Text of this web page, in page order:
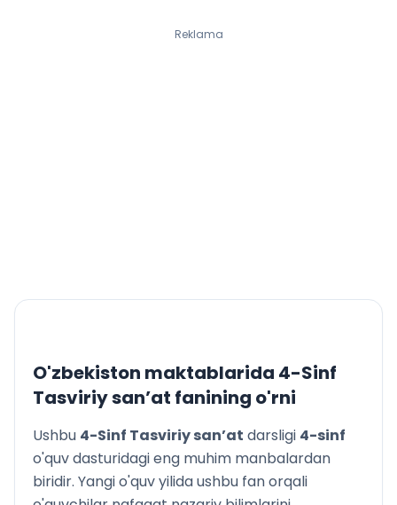
Reklama
O'zbekiston maktablarida 4-Sinf
Tasviriy san’at fanining o'rni
Ushbu 4-Sinf Tasviriy san’at darsligi 4-sinf
o'quv dasturidagi eng muhim manbalardan
biridir. Yangi o'quv yilida ushbu fan orqali